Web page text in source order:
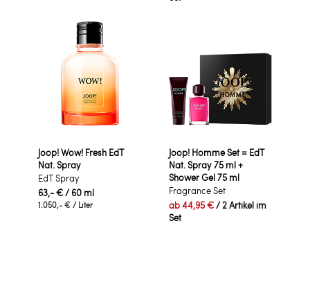
Joop! Wow! Fresh EdT
Nat. Spray
EdT Spray
63,- €/ 60 ml
1.050,- € / Liter
Joop! Homme Set = EdT
Nat. Spray 75 ml +
Shower Gel 75 ml
Fragrance Set
ab44,95 €/ 2 Artikel im
Set